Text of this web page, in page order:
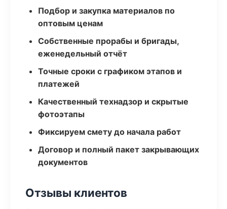
Подбор и закупка материалов по
оптовым ценам
Собственные прорабы и бригады,
еженедельный отчёт
Точные сроки с графиком этапов и
платежей
Качественный технадзор и скрытые
фотоэтапы
Фиксируем смету до начала работ
Договор и полный пакет закрывающих
документов
Отзывы клиентов